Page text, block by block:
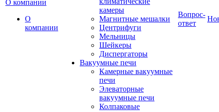
О компании
О
компании
камеры
Магнитные мешалки
Центрифуги
Мельницы
Шейкеры
Диспергаторы
Вакуумные печи
Камерные вакуумные
печи
Элеваторные
вакуумные печи
Колпаковые
Вопрос-
ответ